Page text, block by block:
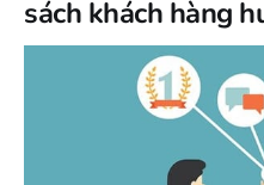
sách khách hàng